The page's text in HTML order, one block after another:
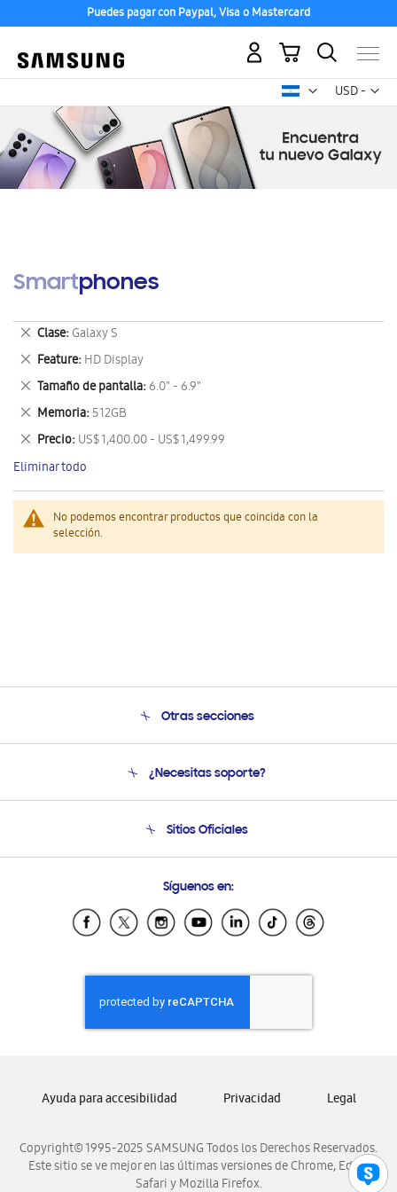
Puedes pagar con Paypal, Visa o Mastercard
USD -
dólar
Mi carrito
Smartphones
No podemos encontrar productos que coincida con la
selección.
Clase Galaxy S
Eliminar
este
artículo
Feature HD Display
Eliminar
este
artículo
Tamaño de pantalla 6.0" - 6.9"
Eliminar
este
artículo
Memoria 512GB
Eliminar
este
artículo
Precio US$ 1,400.00 - US$ 1,499.99
Eliminar
este
artículo
Eliminar todo
Otras secciones
Soporte
¿Necesitas soporte?
Soporte vía eMail
Sitios Oficiales
Samsung Ecuador
Samsung El Salvador
Samsung Honduras
Samsung Nicaragua
Samsung Panamá
Samsung Venezuela
Síguenos en:
Copyright© 1995-2025 SAMSUNG Todos los Derechos Reservados.
Este sitio se ve mejor en las últimas versiones de Chrome, Edge,
Safari y Mozilla Firefox.
Ayuda para accesibilidad Privacidad Legal